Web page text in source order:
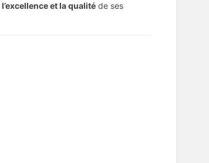
l’excellence et la qualité de ses